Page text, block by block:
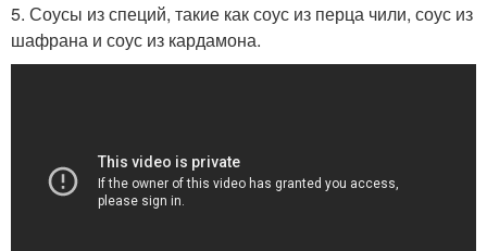
5. Соусы из специй, такие как соус из перца чили, соус из
шафрана и соус из кардамона.